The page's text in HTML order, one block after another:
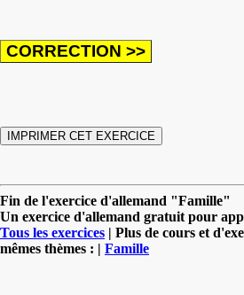
Fin de l'exercice d'allemand "Famille"
Un exercice d'allemand gratuit pour
Tous les exercices | Plus de cours et
mêmes thèmes : | Famille